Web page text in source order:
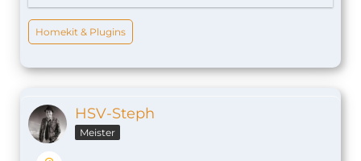
Homekit & Plugins
HSV-Steph
Meister